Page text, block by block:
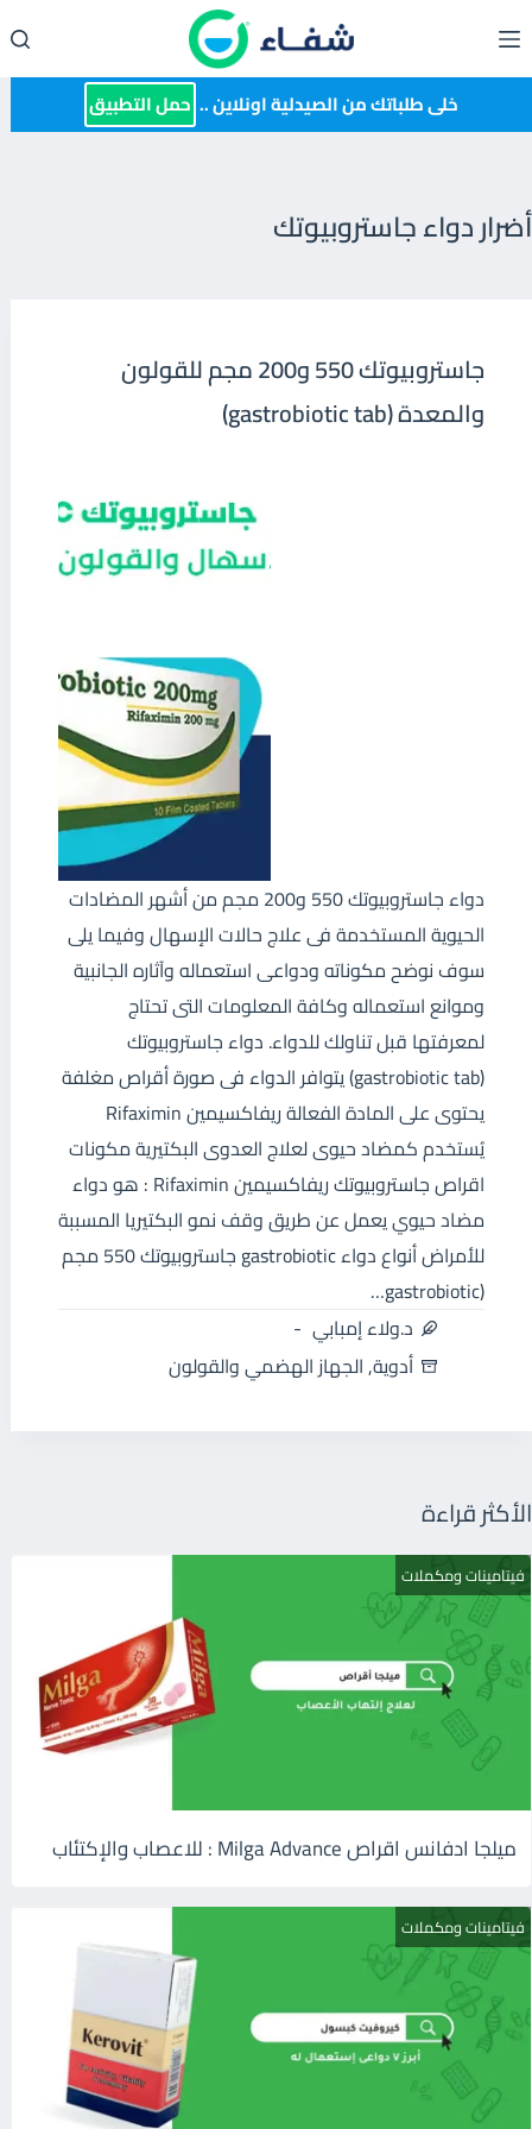
إلى
المحتوى خلى طلباتك من الصيدلية اونلاين .. حمل التطبيق
أضرار دواء جاستروبيوتك
جاستروبيوتك 550 و200 مجم للقولون
والمعدة (gastrobiotic tab)
دواء جاستروبيوتك 550 و200 مجم من أشهر المضادات
الحيوية المستخدمة فى علاج حالات الإسهال وفيما يلى
سوف نوضح مكوناته ودواعى استعماله وآثاره الجانبية
وموانع استعماله وكافة المعلومات التى تحتاج
لمعرفتها قبل تناولك للدواء. دواء جاستروبيوتك
(gastrobiotic tab) يتوافر الدواء فى صورة أقراص مغلفة
يحتوى على المادة الفعالة ريفاكسيمين Rifaximin
يُستخدم كمضاد حيوى لعلاج العدوى البكتيرية مكونات
اقراص جاستروبيوتك ريفاكسيمين Rifaximin : هو دواء
مضاد حيوي يعمل عن طريق وقف نمو البكتيريا المسببة
للأمراض أنواع دواء gastrobiotic جاستروبيوتك 550 مجم
(gastrobiotic…
د.ولاء إمبابي
أدوية,الجهاز الهضمي والقولون
الأكثر قراءة
فيتامينات ومكملات
ميلجا ادفانس اقراص Milga Advance : للاعصاب والإكتئاب
فيتامينات ومكملات